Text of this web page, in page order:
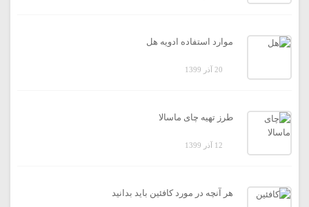
موارد استفاده ادویه هل
20 آذر 1399
طرز تهیه چای ماسالا
12 آذر 1399
هر آنچه در مورد کافئین باید بدانید